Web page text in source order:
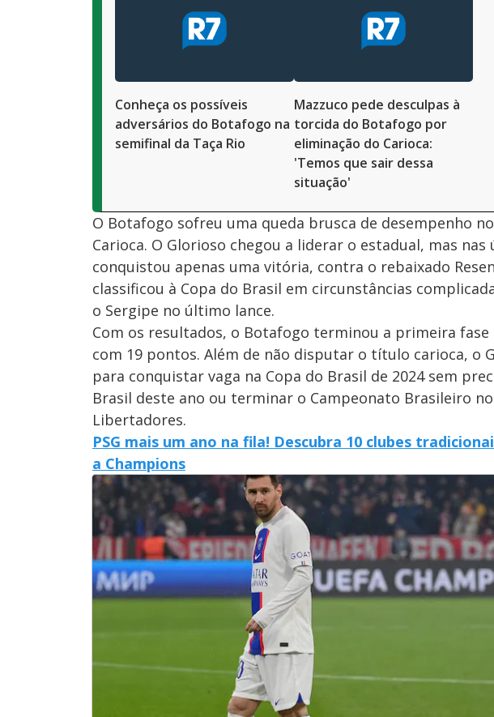
Conheça os possíveis
adversários do Botafogo na
semifinal da Taça Rio
Mazzuco pede desculpas à
torcida do Botafogo por
eliminação do Carioca:
'Temos que sair dessa
situação'
O Botafogo sofreu uma queda brusca de desempenho
Carioca. O Glorioso chegou a liderar o estadual, mas
conquistou apenas uma vitória, contra o rebaixado
classificou à Copa do Brasil em circunstâncias
o Sergipe no último lance.
Com os resultados, o Botafogo terminou a primeira fase
com 19 pontos. Além de não disputar o título carioca, o
para conquistar vaga na Copa do Brasil de 2024 sem
Brasil deste ano ou terminar o Campeonato Brasileiro
Libertadores.
PSG mais um ano na fila! Descubra 10 clubes
a Champions